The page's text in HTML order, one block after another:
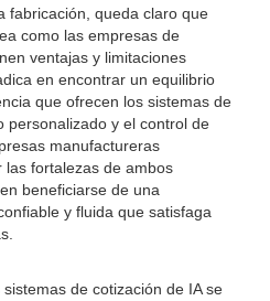
fabricación, queda claro que
como las empresas de
ventajas y limitaciones
en encontrar un equilibrio
que ofrecen los sistemas de
personalizado y el control de
manufactureras
las fortalezas de ambos
beneficiarse de una
y fluida que satisfaga
de cotización de IA se